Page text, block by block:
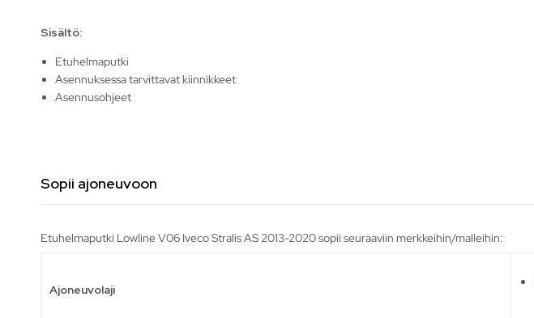
Sisältö:
Etuhelmaputki
Asennuksessa tarvittavat kiinnikkeet
Asennusohjeet
Sopii ajoneuvoon
Etuhelmaputki Lowline V06 Iveco Stralis AS 2013-2020 sopii seuraaviin merkkeihin/malleihin:
Ajoneuvolaji